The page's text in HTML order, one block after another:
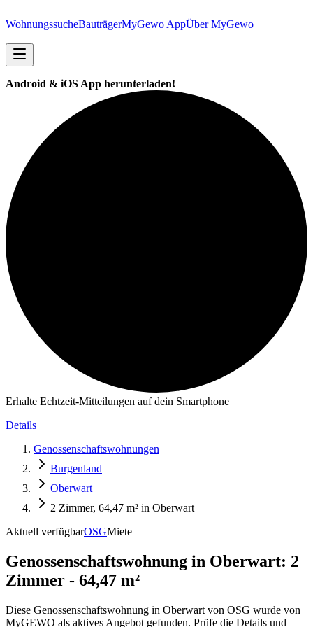
WohnungssucheBauträgerMyGewo AppÜber MyGewo
Android & iOS App herunterladen!
Erhalte Echtzeit-Mitteilungen auf dein Smartphone
Details
Genossenschaftswohnungen
Burgenland
Oberwart
2 Zimmer, 64,47 m² in Oberwart
Aktuell verfügbarOSGMiete
Genossenschaftswohnung in Oberwart: 2
Zimmer - 64,47 m²
Diese Genossenschaftswohnung in Oberwart von OSG wurde von
MyGEWO als aktives Angebot gefunden. Prüfe die Details und